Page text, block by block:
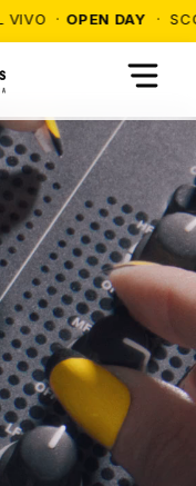
OPEN DAY· SCOPRI I